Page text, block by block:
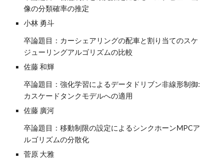
像の分類確率の推定
小林 勇斗
卒論題目： カーシェアリングの配車と割り当てのスケ
ジューリングアルゴリズムの比較
佐藤 和輝
卒論題目：強化学習によるデータドリブン非線形制御:
カスケードタンクモデルへの適用
佐藤 廣河
卒論題目：移動制限の設定によるシンクホーンMPCア
ルゴリズムの分散化
菅原 大雅